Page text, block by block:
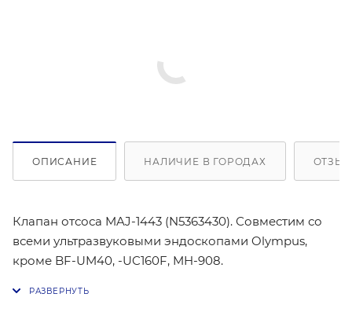
ОПИСАНИЕ НАЛИЧИЕ В ГОРОДАХ
Клапан отсоса MAJ-1443 (N5363430). Совместим со
всеми ультразвуковыми эндоскопами Olympus,
кроме BF-UM40, -UC160F, MH-908.